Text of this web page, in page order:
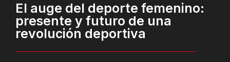
El auge del deporte femenino:
presente y futuro de una
revolución deportiva